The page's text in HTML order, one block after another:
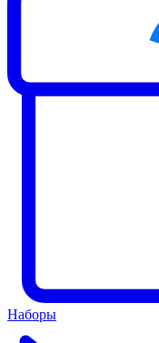
Наборы